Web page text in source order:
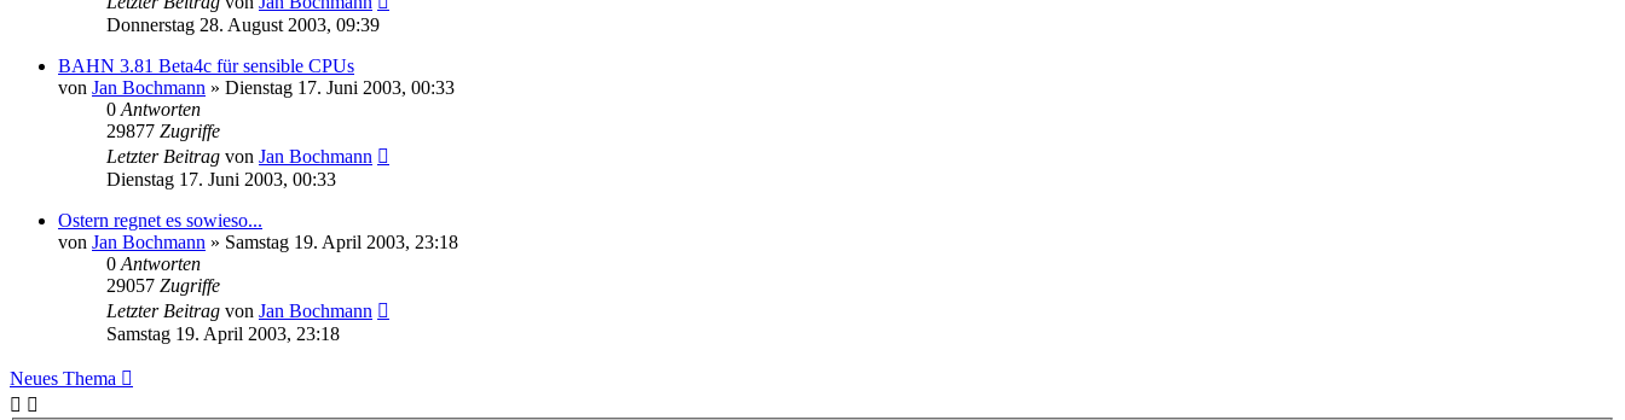
Donnerstag 28. August 2003, 09:39
BAHN 3.81 Beta4c für sensible CPUs
von Jan Bochmann » Dienstag 17. Juni 2003, 00:33
0 Antworten
29877 Zugriffe
Letzter Beitrag von Jan Bochmann
Dienstag 17. Juni 2003, 00:33
Ostern regnet es sowieso...
von Jan Bochmann » Samstag 19. April 2003, 23:18
0 Antworten
29057 Zugriffe
Letzter Beitrag von Jan Bochmann
Samstag 19. April 2003, 23:18
Neues Thema